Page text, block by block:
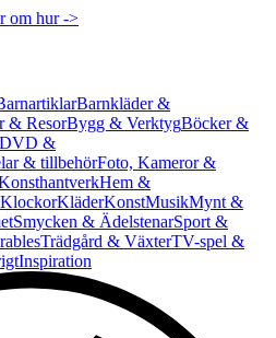
om hur ->
Barnkläder &
& ResorBygg & VerktygBöcker &
DVD &
& tillbehörFoto, Kameror &
Hem &
KlockorKläderKonstMusikMynt &
Smycken & ÄdelstenarSport &
Trädgård & VäxterTV-spel &
Inspiration